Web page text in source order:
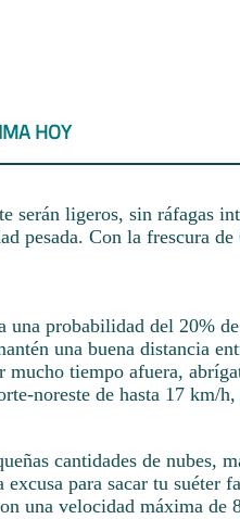
HOY
serán ligeros, sin ráfagas
pesada. Con la frescura de
una probabilidad del 20%
una buena distancia
mucho tiempo afuera,
noreste de hasta 17 km/
cantidades de nubes,
para sacar tu suéter
una velocidad máxima de